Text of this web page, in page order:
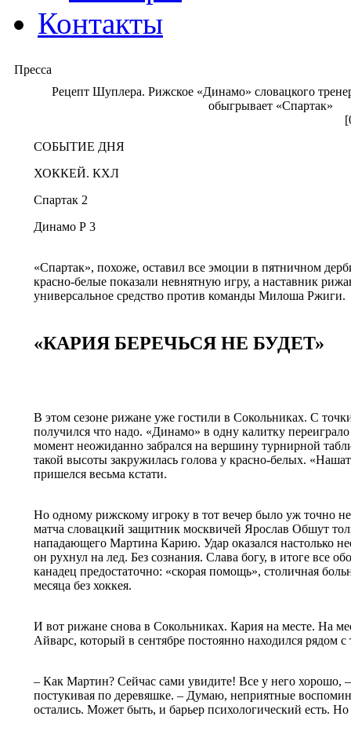
Контакты
Пресса
Рецепт Шуплера. Рижское «Динамо» словацкого
обыгрывает «Спартак»
СОБЫТИЕ ДНЯ
ХОККЕЙ. КХЛ
Спартак 2
Динамо Р 3
«Спартак», похоже, оставил все эмоции в пятничном
красно-белые показали невнятную игру, а наставник
универсальное средство против команды Милоша Ржиги.
«КАРИЯ БЕРЕЧЬСЯ НЕ БУДЕТ»
В этом сезоне рижане уже гостили в Сокольниках. С точки
получился что надо. «Динамо» в одну калитку
момент неожиданно забрался на вершину турнирной
такой высоты закружилась голова у красно-белых.
пришелся весьма кстати.
Но одному рижскому игроку в тот вечер было уж точно
матча словацкий защитник москвичей Ярослав Обшут
нападающего Мартина Карию. Удар оказался настолько
он рухнул на лед. Без сознания. Слава богу, в итоге все
канадец предостаточно: «скорая помощь», столичная
месяца без хоккея.
И вот рижане снова в Сокольниках. Кария на месте. На
Айварс, который в сентябре постоянно находился рядом
– Как Мартин? Сейчас сами увидите! Все у него хорошо,
постукивая по деревяшке. – Думаю, неприятные
остались. Может быть, и барьер психологический есть. Но